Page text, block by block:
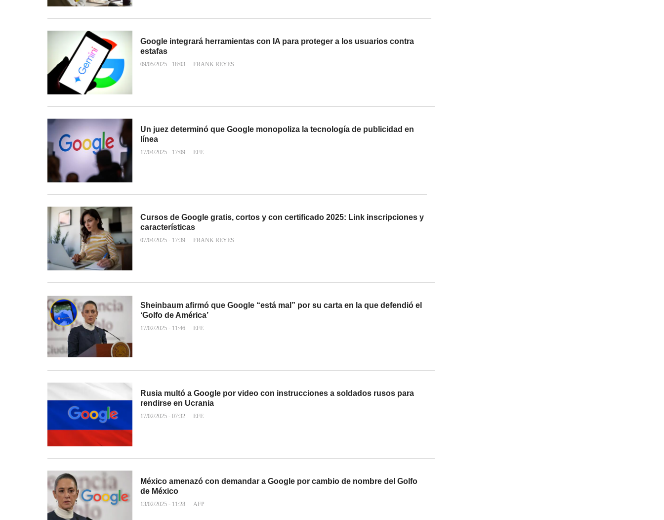
Google integrará herramientas con IA para proteger a los usuarios contra
estafas
09/05/2025 - 18:03 FRANK REYES
Un juez determinó que Google monopoliza la tecnología de publicidad en
línea
17/04/2025 - 17:09 EFE
Cursos de Google gratis, cortos y con certificado 2025: Link inscripciones y
características
07/04/2025 - 17:39 FRANK REYES
Sheinbaum afirmó que Google “está mal” por su carta en la que defendió el
‘Golfo de América’
17/02/2025 - 11:46 EFE
Rusia multó a Google por video con instrucciones a soldados rusos para
rendirse en Ucrania
17/02/2025 - 07:32 EFE
México amenazó con demandar a Google por cambio de nombre del Golfo
de México
13/02/2025 - 11:28 AFP